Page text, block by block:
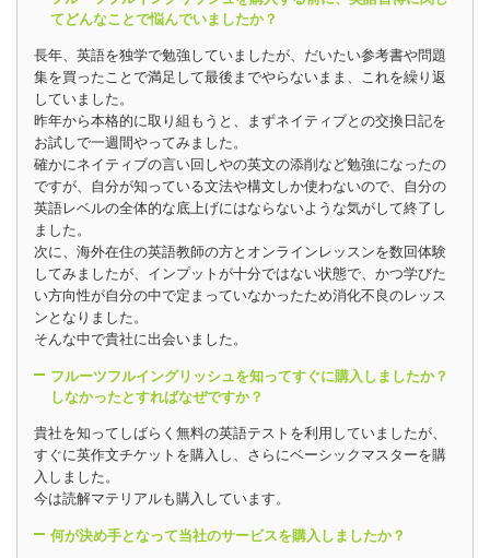
てどんなことで悩んでいましたか？
長年、英語を独学で勉強していましたが、だいたい参考書や問題
集を買ったことで満足して最後までやらないまま、これを繰り返
していました。
昨年から本格的に取り組もうと、まずネイティブとの交換日記を
お試しで一週間やってみました。
確かにネイティブの言い回しやの英文の添削など勉強になったの
ですが、自分が知っている文法や構文しか使わないので、自分の
英語レベルの全体的な底上げにはならないような気がして終了し
ました。
次に、海外在住の英語教師の方とオンラインレッスンを数回体験
してみましたが、インプットが十分ではない状態で、かつ学びた
い方向性が自分の中で定まっていなかったため消化不良のレッス
ンとなりました。
そんな中で貴社に出会いました。
フルーツフルイングリッシュを知ってすぐに購入しましたか？
しなかったとすればなぜですか？
貴社を知ってしばらく無料の英語テストを利用していましたが、
すぐに英作文チケットを購入し、さらにベーシックマスターを購
入しました。
今は読解マテリアルも購入しています。
何が決め手となって当社のサービスを購入しましたか？